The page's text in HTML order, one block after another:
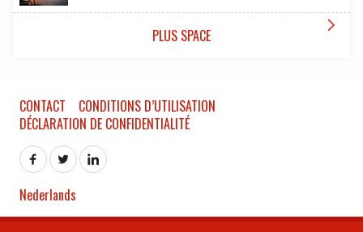
PLUS SPACE 
CONTACT
CONDITIONS D’UTILISATION
DÉCLARATION DE CONFIDENTIALITÉ
Nederlands